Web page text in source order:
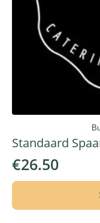
Standaard
€26.50